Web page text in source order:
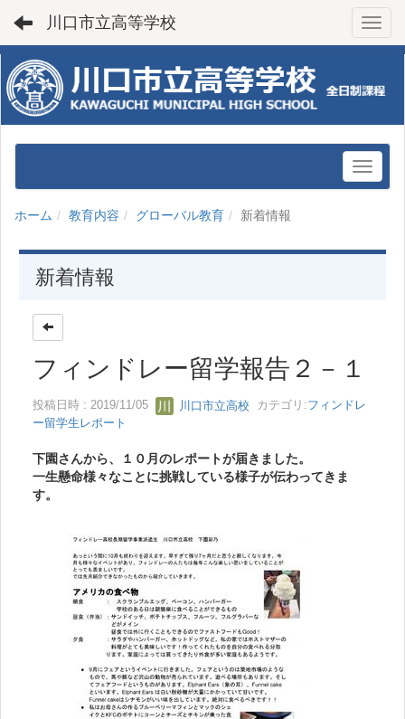
川口市立高等学校
ホーム 教育内容 グローバル教育 新着情報
新着情報
フィンドレー留学報告２－１
投稿日時 : 2019/11/05 川口市立高校 カテゴリ:フィンドレ
ー留学生レポート
下園さんから、１０月のレポートが届きました。
一生懸命様々なことに挑戦している様子が伝わってきま
す。